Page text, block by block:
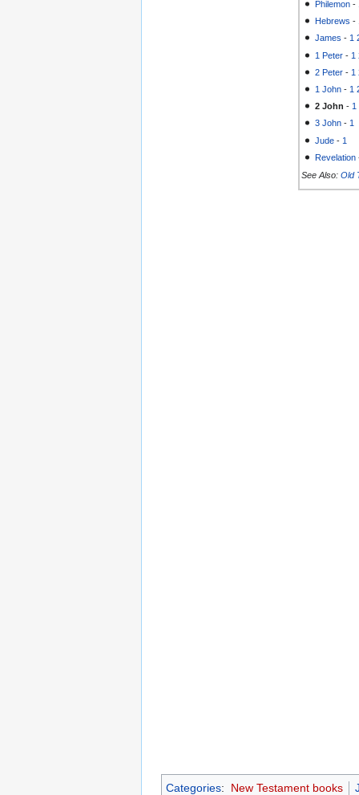
Philemon -
Hebrews -
James -1
1 Peter - 1
2 Peter - 1
1 John - 1
2 John - 1
3 John -1
Jude - 1
Revelation
See Also: Old
Categories: New Testament books